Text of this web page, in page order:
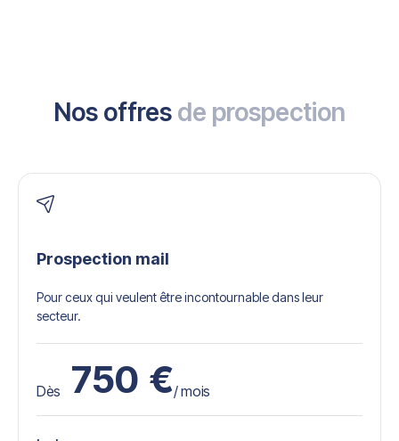
Nos offres de prospection
Prospection mail
Pour ceux qui veulent être incontournable dans leur
secteur.
Dès 750 €/ mois